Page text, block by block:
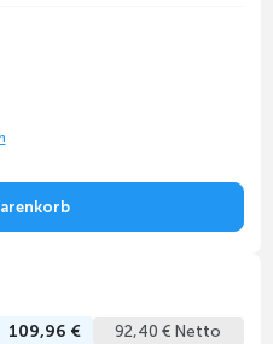
109,96 € 92,40 € Netto